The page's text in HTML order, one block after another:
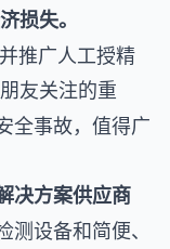
损失。
推广人工授精
友关注的重
全事故，值得广
决方案供应商
设备和简便、